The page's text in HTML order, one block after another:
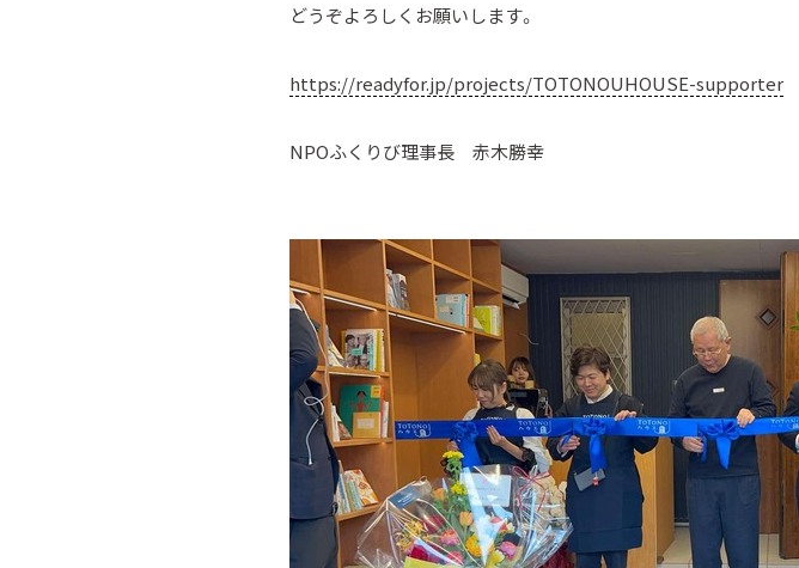
どうぞよろしくお願いします。
https://readyfor.jp/projects/TOTONOUHOUSE-supporter
NPOふくりび理事長 赤木勝幸